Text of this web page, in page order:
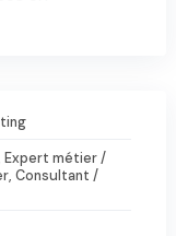
Expert métier /
Consultant /